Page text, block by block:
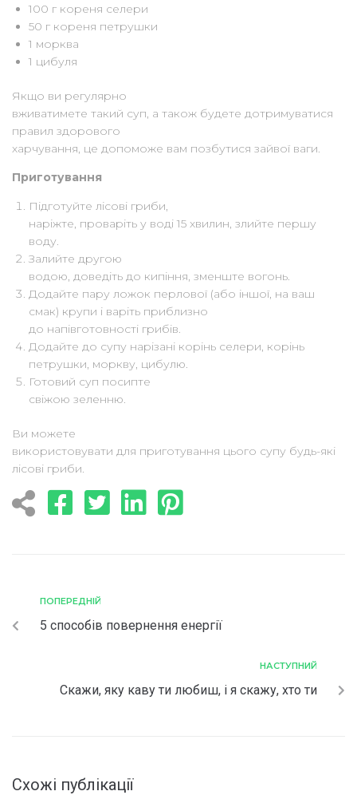
100 г кореня селери
50 г кореня петрушки
1 морква
1 цибуля
Якщо ви регулярно
вживатимете такий суп, а також будете дотримуватися
правил здорового
харчування, це допоможе вам позбутися зайвої ваги.
Приготування
Підготуйте лісові гриби,
наріжте, проваріть у воді 15 хвилин, злийте першу
воду.
Залийте другою
водою, доведіть до кипіння, зменште вогонь.
Додайте пару ложок перлової (або іншої, на ваш
смак) крупи і варіть приблизно
до напівготовності грибів.
Додайте до супу нарізані корінь селери, корінь
петрушки, моркву, цибулю.
Готовий суп посипте
свіжою зеленню.
Ви можете
використовувати для приготування цього супу будь-які
лісові гриби.
ПОПЕРЕДНІЙ
5 способів повернення енергії
НАСТУПНИЙ
Cкажи, яку каву ти любиш, і я скажу, хто ти
Схожі публікації